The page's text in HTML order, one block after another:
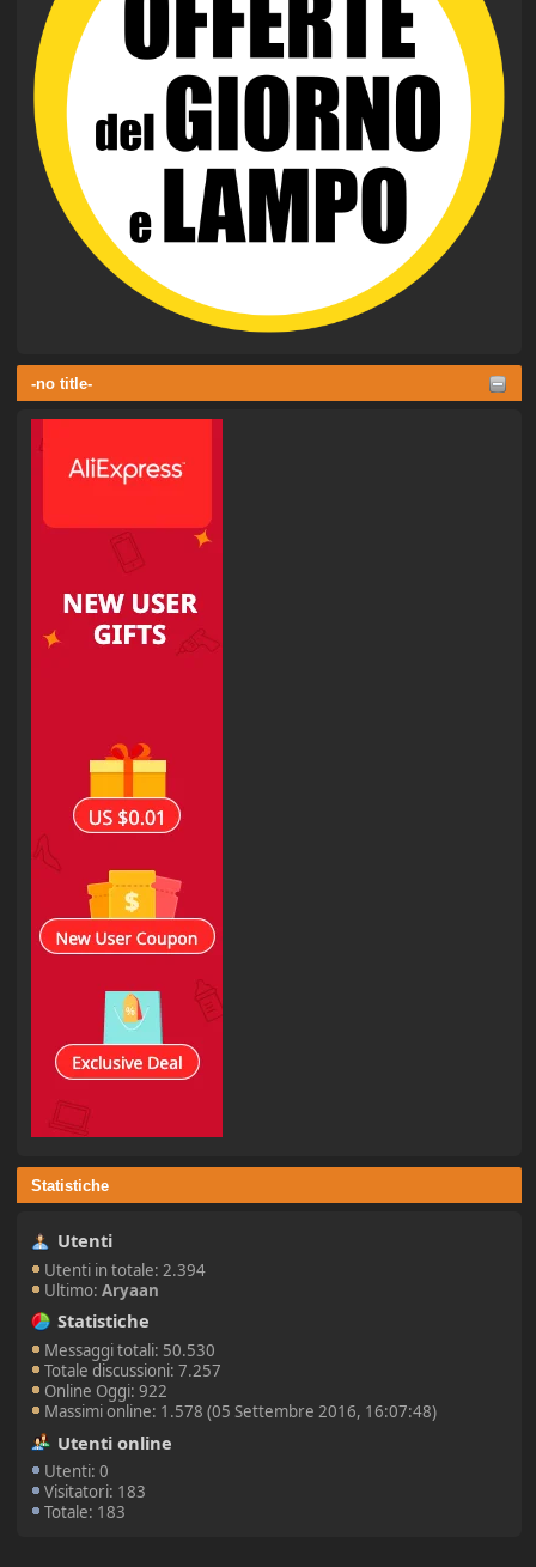
-no title-
Statistiche
Utenti
Utenti in totale: 2.394
Ultimo:Aryaan
Statistiche
Messaggi totali: 50.530
Totale discussioni: 7.257
Online Oggi: 922
Massimi online: 1.578 (05 Settembre 2016, 16:07:48)
Utenti online
Utenti: 0
Visitatori: 183
Totale: 183